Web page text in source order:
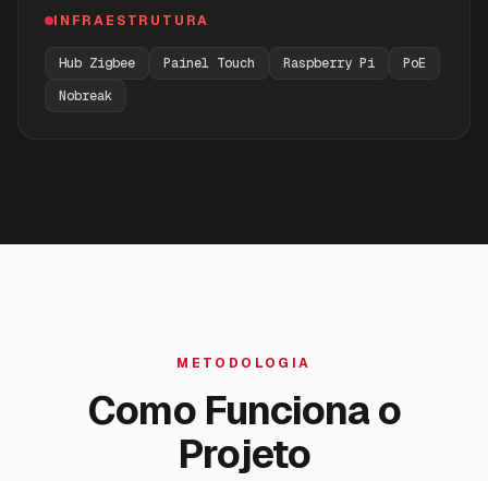
INFRAESTRUTURA
Hub Zigbee Painel Touch Raspberry Pi
PoE
Nobreak
METODOLOGIA
Como Funciona o
Projeto